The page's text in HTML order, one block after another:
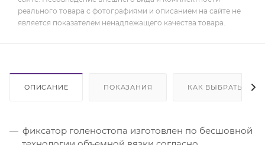
реального товара с фотографиями и описанием на сайте не
является показателем ненадлежащего качества товара.
ОПИСАНИЕ ПОКАЗАНИЯ КАК ВЫБРАТЬ
фиксатор голеностопа изготовлен по бесшовной